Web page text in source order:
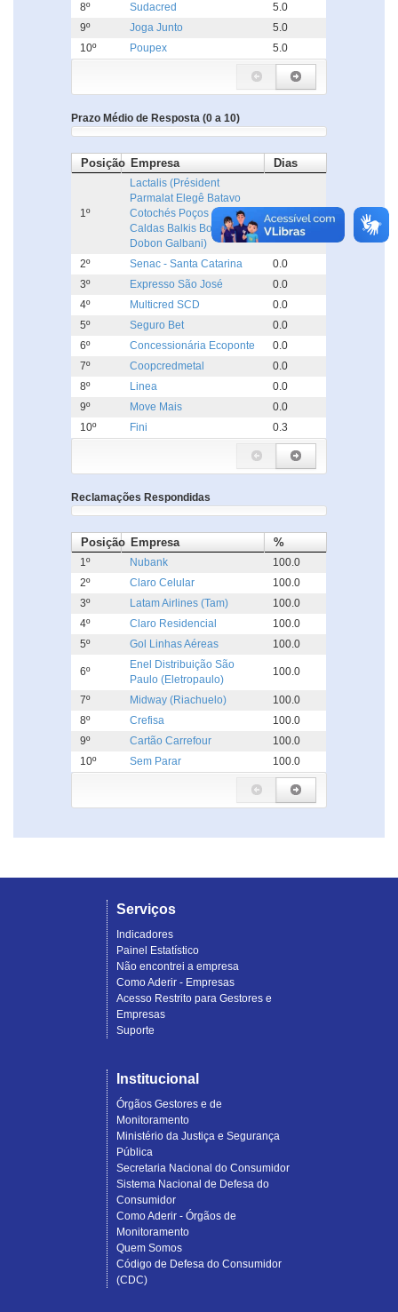
8º
Sudacred
5.0
9º
Joga Junto
5.0
10º
Poupex 5.0
Prazo Médio de Resposta (0 a 10)
Posição Empresa Dias
1º
Lactalis (Président
Parmalat Elegê Batavo
Cotochés Poços de
Caldas Balkis Boa Nata
Dobon Galbani)
0.0
2º Senac - Santa Catarina
0.0
3º
Expresso São José
0.0
4º
Multicred SCD
0.0
5º
Seguro Bet
0.0
6º
Concessionária Ecoponte
0.0
7º
Coopcredmetal
0.0
8º
Linea
0.0
9º
Move Mais
0.0
10º
Fini 0.3
Reclamações Respondidas
Posição Empresa %
1º Nubank
100.0
2º
Claro Celular
100.0
3º
Latam Airlines (Tam)
100.0
4º
Claro Residencial
100.0
5º
Gol Linhas Aéreas 100.0
6º
Enel Distribuição São
Paulo (Eletropaulo)
100.0
7º Midway (Riachuelo)
100.0
8º
Crefisa
100.0
9º
Cartão Carrefour
100.0
10º
Sem Parar 100.0
Serviços
Indicadores
Painel Estatístico
Não encontrei a empresa
Como Aderir - Empresas
Acesso Restrito para Gestores e
Empresas
Suporte
Institucional
Órgãos Gestores e de
Monitoramento
Ministério da Justiça e Segurança
Pública
Secretaria Nacional do Consumidor
Sistema Nacional de Defesa do
Consumidor
Como Aderir - Órgãos de
Monitoramento
Quem Somos
Código de Defesa do Consumidor
(CDC)